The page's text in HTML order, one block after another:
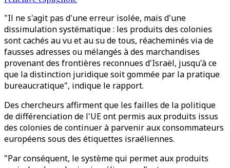
"Il ne s'agit pas d'une erreur isolée, mais d'une
dissimulation systématique : les produits des colonies
sont cachés au vu et au su de tous, réacheminés via de
fausses adresses ou mélangés à des marchandises
provenant des frontières reconnues d'Israël, jusqu'à ce
que la distinction juridique soit gommée par la pratique
bureaucratique", indique le rapport.
Des chercheurs affirment que les failles de la politique
de différenciation de l'UE ont permis aux produits issus
des colonies de continuer à parvenir aux consommateurs
européens sous des étiquettes israéliennes.
"Par conséquent, le système qui permet aux produits